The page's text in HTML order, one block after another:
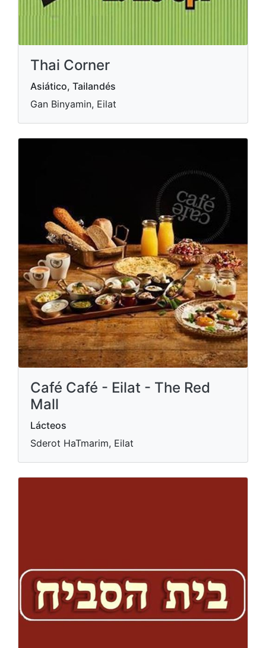
Thai Corner
Asiático, Tailandés
Gan Binyamin, Eilat
Café Café - Eilat - The Red
Mall
Lácteos
Sderot HaTmarim, Eilat